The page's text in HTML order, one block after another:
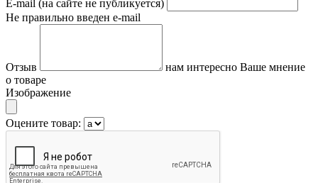
E-mail (на сайте не публикуется)
Не правильно введен e-mail
Отзыв
нам интересно Ваше мнение
о товаре
Изображение
Оцените товар: